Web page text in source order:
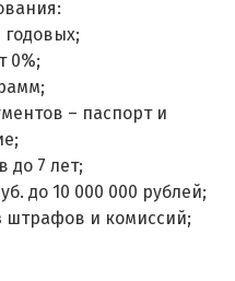
годовых;
0%;
– паспорт и
до 7 лет;
до 10 000 000 рублей;
штрафов и комиссий;